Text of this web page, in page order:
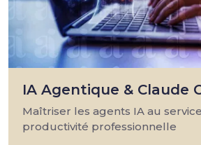
IA Agentique & Claude
Maîtriser les agents IA au
productivité professionnelle